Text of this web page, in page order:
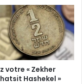
votre « Zekher
Hashekel »